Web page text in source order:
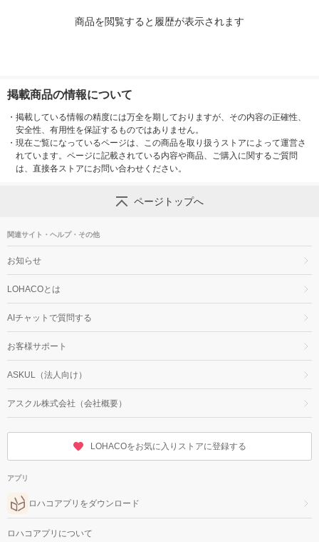
商品を閲覧すると履歴が表示されます
掲載商品の情報について
・ 掲載している情報の精度には万全を期しておりますが、その内容の正確性、
安全性、有用性を保証するものではありません。
・ 現在ご覧になっているページは、この商品を取り扱うストアによって運営さ
れています。ページに記載されている内容や商品、ご購入に関するご質問
は、直接各ストアにお問い合わせください。
ページトップへ
関連サイト・ヘルプ・その他
お知らせ
LOHACOとは
AIチャットで質問する
お客様サポート
ASKUL（法人向け）
アスクル株式会社（会社概要）
LOHACOをお気に入りストアに登録する
アプリ
ロハコアプリをダウンロード
ロハコアプリについて